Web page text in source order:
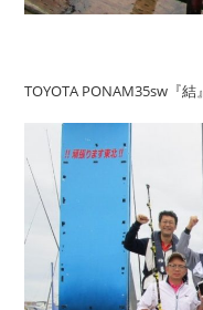
TOYOTA PONAM35sw『結』